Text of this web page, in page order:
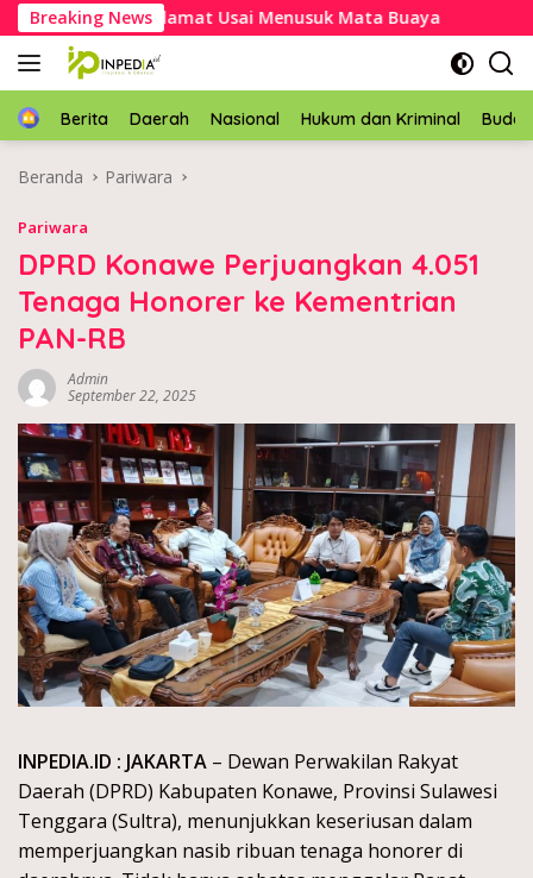
Langsung
ke
konten
Breaking News
Selamat Usai Menusuk Mata Buaya Kapolres
HomeBerita Daerah Nasional Hukum dan Kriminal
Beranda Pariwara
Pariwara
DPRD Konawe Perjuangkan 4.051
Tenaga Honorer ke Kementrian
PAN-RB
Admin
September 22, 2025
INPEDIA.ID : JAKARTA – Dewan Perwakilan Rakyat
Daerah (DPRD) Kabupaten Konawe, Provinsi Sulawesi
Tenggara (Sultra), menunjukkan keseriusan dalam
memperjuangkan nasib ribuan tenaga honorer di